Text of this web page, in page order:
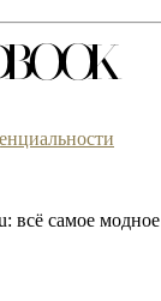
всё самое модное